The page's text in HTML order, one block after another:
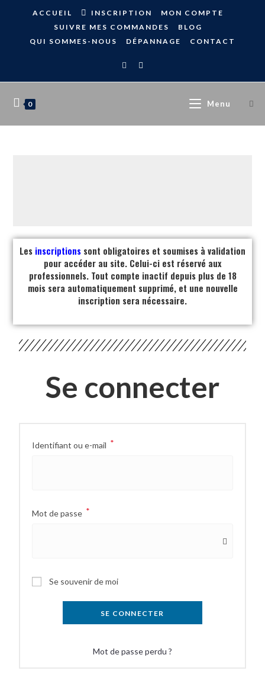
ACCUEIL INSCRIPTION
MON COMPTE
SUIVRE MES COMMANDES
BLOG
QUI SOMMES-NOUS
DÉPANNAGE CONTACT
0 Menu
Les inscriptions sont obligatoires et soumises à validation
pour accéder au site. Celui-ci est réservé aux
professionnels. Tout compte inactif depuis plus de 18
mois sera automatiquement supprimé, et une nouvelle
inscription sera nécessaire.
Se connecter
Identifiant ou e-mail *
Mot de passe *
Se souvenir de moi
SE CONNECTER
Mot de passe perdu ?